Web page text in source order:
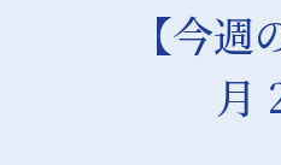
【今
月